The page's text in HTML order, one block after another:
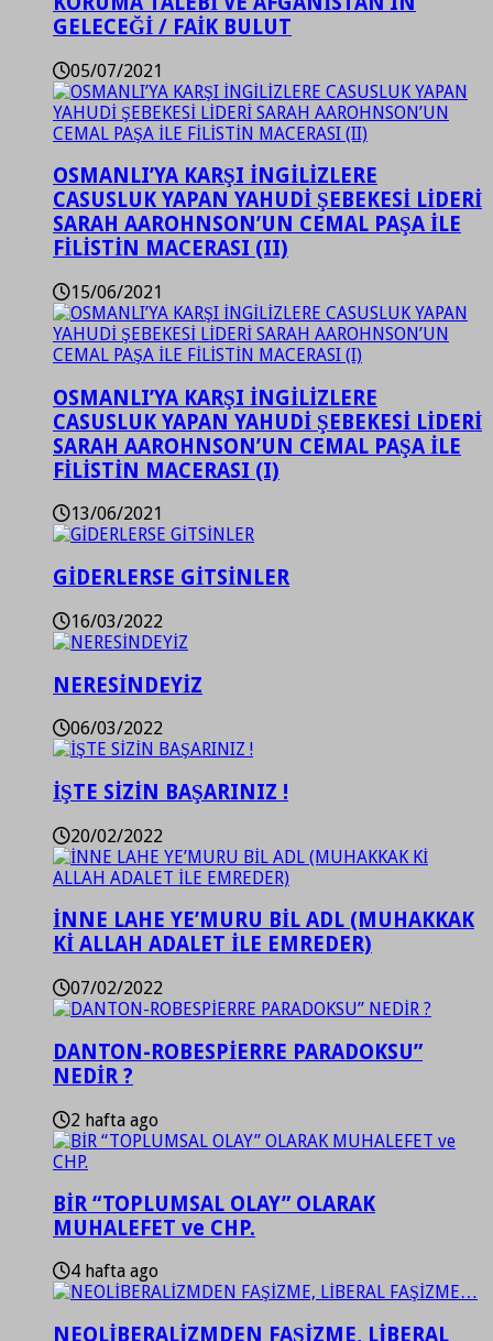
GELECEĞİ / FAİK BULUT
05/07/2021
OSMANLI’YA KARŞI İNGİLİZLERE
CASUSLUK YAPAN YAHUDİ ŞEBEKESİ LİDERİ
SARAH AAROHNSON’UN CEMAL PAŞA İLE
FİLİSTİN MACERASI (II)
15/06/2021
OSMANLI’YA KARŞI İNGİLİZLERE
CASUSLUK YAPAN YAHUDİ ŞEBEKESİ LİDERİ
SARAH AAROHNSON’UN CEMAL PAŞA İLE
FİLİSTİN MACERASI (I)
13/06/2021
GİDERLERSE GİTSİNLER
16/03/2022
NERESİNDEYİZ
06/03/2022
İŞTE SİZİN BAŞARINIZ !
20/02/2022
İNNE LAHE YE’MURU BİL ADL (MUHAKKAK
Kİ ALLAH ADALET İLE EMREDER)
07/02/2022
DANTON-ROBESPİERRE PARADOKSU”
NEDİR ?
2 hafta ago
BİR “TOPLUMSAL OLAY” OLARAK
MUHALEFET ve CHP.
4 hafta ago
NEOLİBERALİZMDEN FAŞİZME, LİBERAL